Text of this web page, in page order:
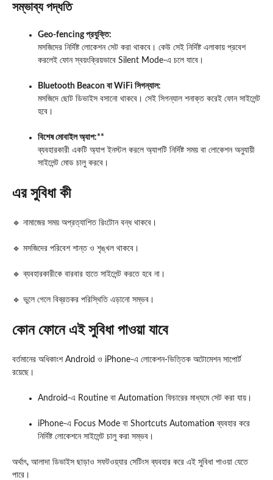
সম্ভাব্য পদ্ধতি
Geo-fencing প্রযুক্তি:
মসজিদের নির্দিষ্ট লোকেশন সেট করা থাকবে। কেউ সেই নির্দিষ্ট এলাকায় প্রবেশ
করলেই ফোন স্বয়ংক্রিয়ভাবে Silent Mode-এ চলে যাবে।
Bluetooth Beacon বা WiFi সিগন্যাল:
মসজিদে ছোট ডিভাইস বসানো থাকবে। সেই সিগন্যাল শনাক্ত করেই ফোন সাইলেন্ট
হবে।
বিশেষ মোবাইল অ্যাপ:**
ব্যবহারকারী একটি অ্যাপ ইনস্টল করলে অ্যাপটি নির্দিষ্ট সময় বা লোকেশন অনুযায়ী
সাইলেন্ট মোড চালু করবে।
এর সুবিধা কী
🔹 নামাজের সময় অপ্রত্যাশিত রিংটোন বন্ধ থাকবে।
🔹 মসজিদের পরিবেশ শান্ত ও শৃঙ্খল থাকবে।
🔹 ব্যবহারকারীকে বারবার হাতে সাইলেন্ট করতে হবে না।
🔹 ভুলে গেলে বিব্রতকর পরিস্থিতি এড়ানো সম্ভব।
কোন ফোনে এই সুবিধা পাওয়া যাবে
বর্তমানের অধিকাংশ Android ও iPhone-এ লোকেশন-ভিত্তিক অটোমেশন সাপোর্ট
রয়েছে।
Android-এ Routine বা Automation ফিচারের মাধ্যমে সেট করা যায়।
iPhone-এ Focus Mode বা Shortcuts Automation ব্যবহার করে
নির্দিষ্ট লোকেশনে সাইলেন্ট চালু করা সম্ভব।
অর্থাৎ, আলাদা ডিভাইস ছাড়াও সফটওয়্যার সেটিংস ব্যবহার করে এই সুবিধা পাওয়া যেতে
পারে।